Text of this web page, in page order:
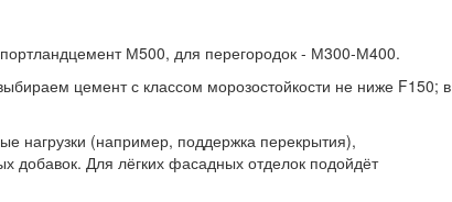
М500, для перегородок - М300‑М400.
цемент с классом морозостойкости не ниже F150; в
нагрузки (например, поддержка перекрытия),
добавок. Для лёгких фасадных отделок подойдёт